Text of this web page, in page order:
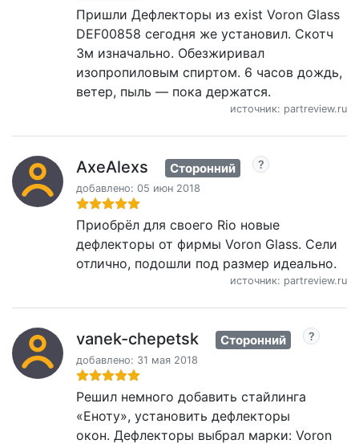
Пришли Дефлекторы из exist Voron Glass
DEF00858 сегодня же установил. Скотч
3м изначально. Обезжиривал
изопропиловым спиртом. 6 часов дождь,
ветер, пыль — пока держатся.
источник: partreview.ru
AxeAlexs Сторонний
добавлено: 05 июн 2018
Приобрёл для своего Rio новые
дефлекторы от фирмы Voron Glass. Сели
отлично, подошли под размер идеально.
источник: partreview.ru
vanek-chepetsk Сторонний
добавлено: 31 мая 2018
Решил немного добавить стайлинга
«Еноту», установить дефлекторы
окон. Дефлекторы выбрал марки: Voron